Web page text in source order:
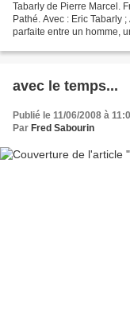
Tabarly de Pierre Marcel.
Pathé. Avec : Eric
parfaite entre un homme,
avec le temps...
Publié le 11/06/2008 à
Par Fred Sabourin